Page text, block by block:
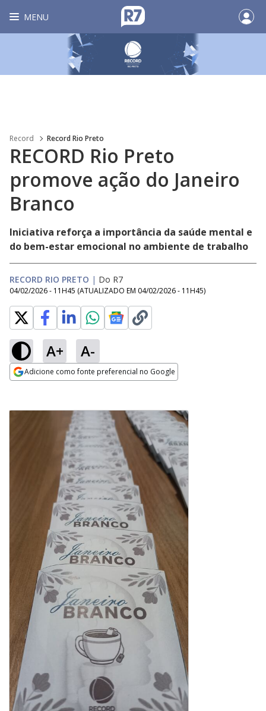
MENU
Record Record Rio Preto
RECORD Rio Preto
promove ação do Janeiro
Branco
Iniciativa reforça a importância da saúde mental e
do bem-estar emocional no ambiente de trabalho
RECORD RIO PRETO | Do R7
04/02/2026 - 11H45 (ATUALIZADO EM 04/02/2026 - 11H45)
A+ A-
Adicione como fonte preferencial no Google